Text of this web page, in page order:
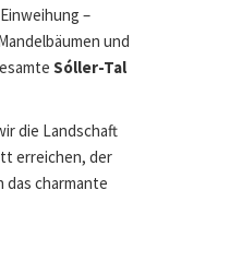
–
und
Sóller-Tal
die Landschaft
erreichen, der
charmante